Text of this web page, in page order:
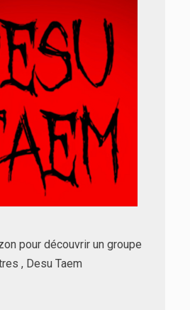
pour découvrir un groupe
, Desu Taem